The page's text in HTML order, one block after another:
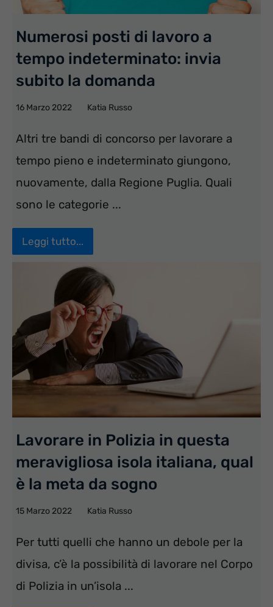
Numerosi posti di lavoro a
tempo indeterminato: invia
subito la domanda
16 Marzo 2022 Katia Russo
Altri tre bandi di concorso per lavorare a
tempo pieno e indeterminato giungono,
nuovamente, dalla Regione Puglia. Quali
sono le categorie ...
Leggi tutto...
Lavorare in Polizia in questa
meravigliosa isola italiana, qual
è la meta da sogno
15 Marzo 2022 Katia Russo
Per tutti quelli che hanno un debole per la
divisa, c’è la possibilità di lavorare nel Corpo
di Polizia in un’isola ...